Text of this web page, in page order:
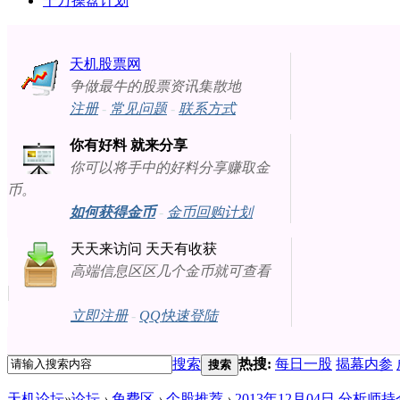
天机股票网
争做最牛的股票资讯集散地
注册- 常见问题- 联系方式
你有好料 就来分享
你可以将手中的好料分享赚取金
币。
如何获得金币- 金币回购计划
天天来访问 天天有收获
高端信息区区几个金币就可查看
立即注册- QQ快速登陆
搜索 搜索 热搜: 每日一股 揭幕内参